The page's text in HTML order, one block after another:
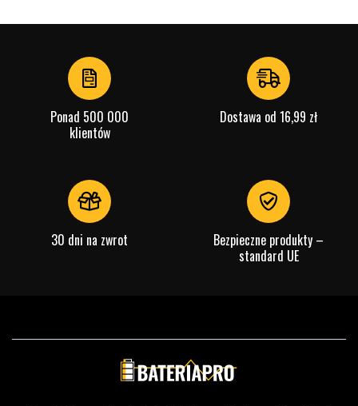
Ponad 500 000
klientów
Dostawa od 16,99 zł
30 dni na zwrot
Bezpieczne produkty –
standard UE